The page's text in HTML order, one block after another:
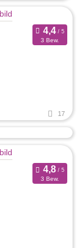
3 Bew.
17
3 Bew.